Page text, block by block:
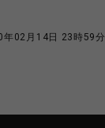
02月14日 23時59分